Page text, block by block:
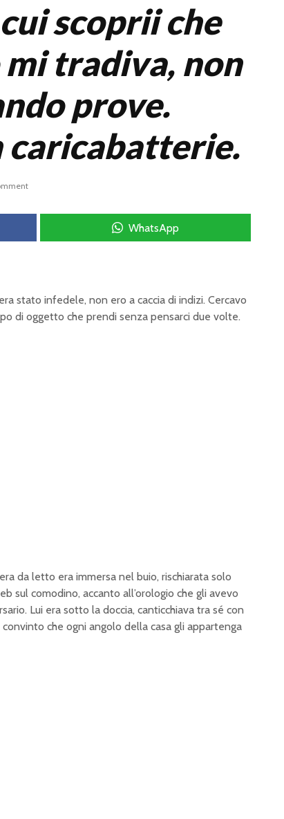
scoprii che
tradiva, non
prove.
caricabatterie.
WhatsApp
stato infedele, non ero a caccia di indizi. Cercavo
di oggetto che prendi senza pensarci due volte.
da letto era immersa nel buio, rischiarata solo
sul comodino, accanto all’orologio che gli avevo
Lui era sotto la doccia, canticchiava tra sé con
che ogni angolo della casa gli appartenga